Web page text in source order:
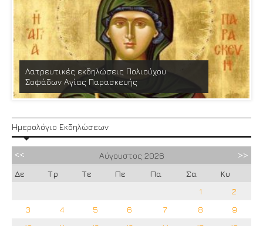
Λατρευτικές εκδηλώσεις Πολιούχου
Σοφάδων Αγίας Παρασκευής
Ημερολόγιο Εκδηλώσεων
Αύγουστος 2026
Δε
Τρ Τε Πε Πα Σα
Κυ
1
2
3
4 5 6 7 8
9